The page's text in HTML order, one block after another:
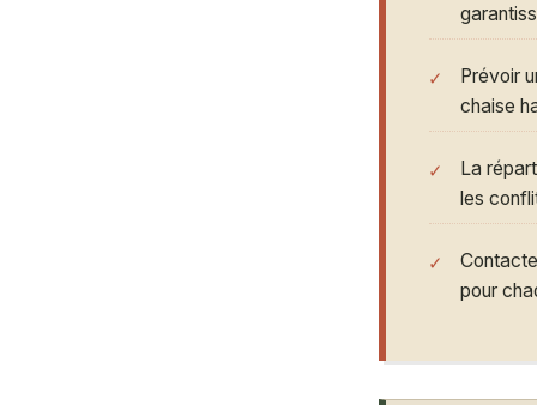
Prévoir
chaise
La
les
pour